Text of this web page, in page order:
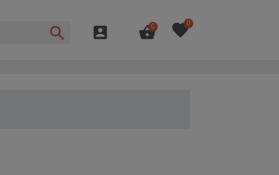
search account_box shopping_basket
0 favorite0